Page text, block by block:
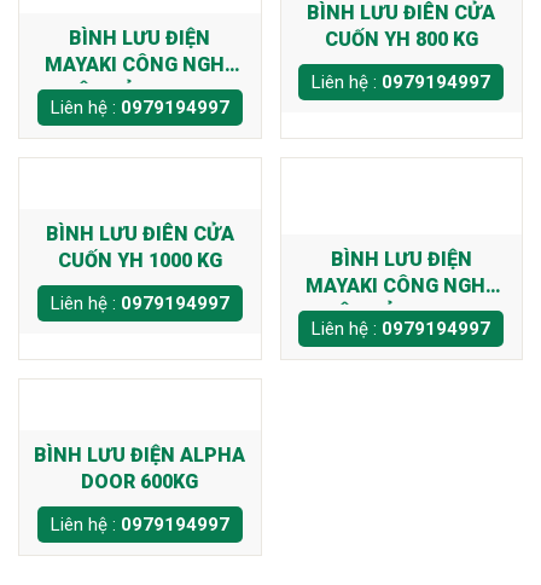
BÌNH LƯU ĐIỆN
MAYAKI CÔNG NGHỆ
NHẬT BẢN X-500KG
Liên hệ : 0979194997
BÌNH LƯU ĐIÊN CỬA
CUỐN YH 800 KG
Liên hệ : 0979194997
BÌNH LƯU ĐIÊN CỬA
CUỐN YH 1000 KG
Liên hệ : 0979194997
BÌNH LƯU ĐIỆN
MAYAKI CÔNG NGHỆ
NHẬT BẢN X-700KG
Liên hệ : 0979194997
BÌNH LƯU ĐIỆN ALPHA
DOOR 600KG
Liên hệ : 0979194997